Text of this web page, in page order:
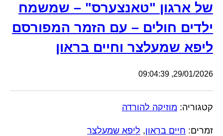
של ארגון "טאנצערס" – שמשמח
ילדים חולים – עם הזמר המפורסם
ליפא שמעלצר וחיים בראון
29/01/2026, 09:04:39
קטגוריה: מוזיקה להורדה
זמרים: חיים בראון, ליפא שמעלצר